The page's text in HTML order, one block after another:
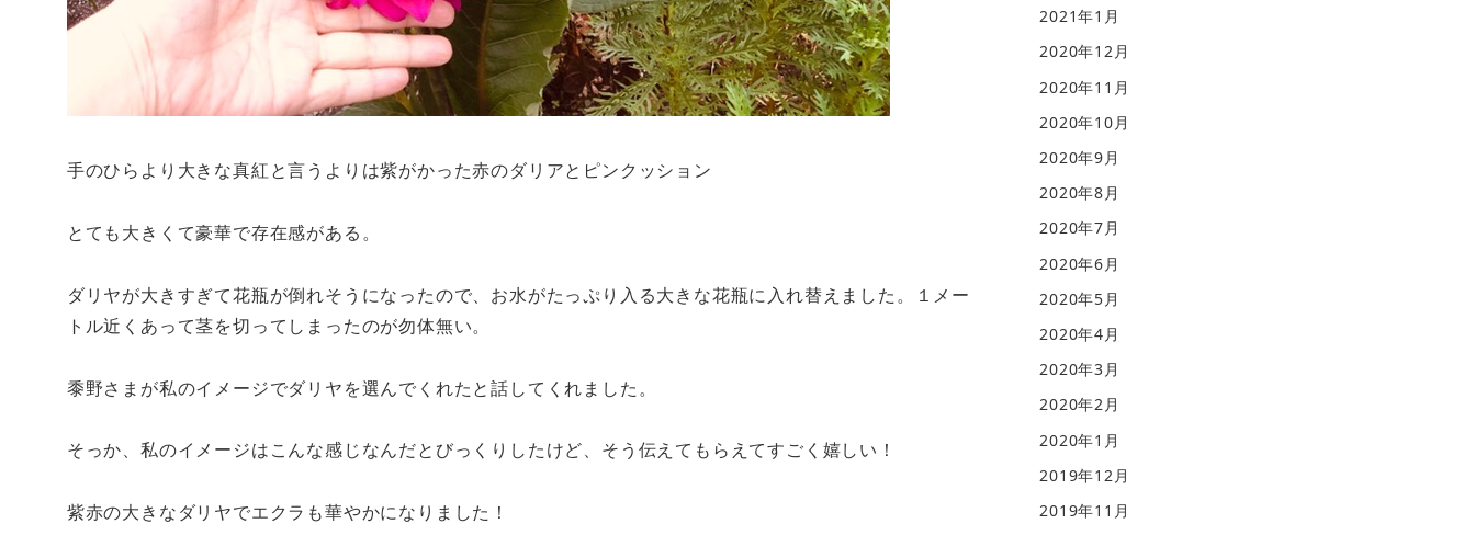
手のひらより大きな真紅と言うよりは紫がかった赤のダリアとピンクッション
とても大きくて豪華で存在感がある。
ダリヤが大きすぎて花瓶が倒れそうになったので、お水がたっぷり入る大きな花瓶に入れ替えました。１メー
トル近くあって茎を切ってしまったのが勿体無い。
黍野さまが私のイメージでダリヤを選んでくれたと話してくれました。
そっか、私のイメージはこんな感じなんだとびっくりしたけど、そう伝えてもらえてすごく嬉しい！
紫赤の大きなダリヤでエクラも華やかになりました！
2021年1月
2020年12月
2020年11月
2020年10月
2020年9月
2020年8月
2020年7月
2020年6月
2020年5月
2020年4月
2020年3月
2020年2月
2020年1月
2019年12月
2019年11月